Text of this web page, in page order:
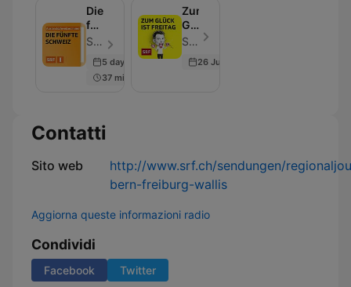
Die
fünfte
Schweiz
Schweizer Radio und Fernsehen (SRF) - Episodio 50
5 days ago
37 min
Zum
Glück
istSchweizer Radio und Fernsehen (SRF) - Episodio 50
26 Jun 2026
Contatti
Sito web
http://www.srf.ch/sendungen/
bern-freiburg-wallis
Aggiorna queste informazioni radio
Condividi
Facebook Twitter